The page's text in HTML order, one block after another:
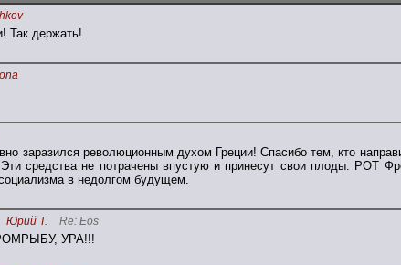
Так держать!
заразился революционным духом Греции! Спасибо тем, кто
средства не потрачены впустую и принесут свои плоды. РОТ
в недолгом будущем.
Юрий Т. Re: Eos
УРА!!!